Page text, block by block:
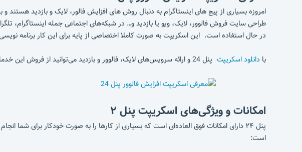
طراحی سایت فروش فالوور، لایک،‌ ویو یا بازدید و… در شبکه‌های اجتماعی جمله
در حال استفاده است. این اسکریپت به صورت کاملا اختصاصی از پایه برای این کار برنامه
با دانلود اسکریپت پنل 24 و ارائه سرویس‌های لایک، فالوور و بازدید می‌توانید از فروش این خدمات سود بالایی کسب کنید.
امکانات و ویژگی‌های اسکریپت پنل ۲
است: